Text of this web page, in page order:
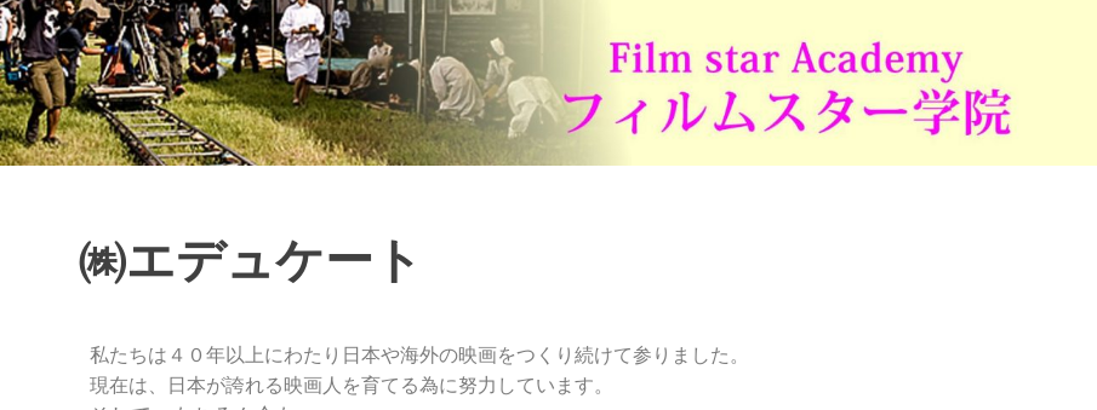
ス
タ
ー
学
す
人
に
映
画
監
督・
デ
ュ
ー
ー
が
本
㈱エデュケート
私たちは４０年以上にわたり日本や海外の映画をつくり続けて参りました。
現在は、日本が誇れる映画人を育てる為に努力しています。